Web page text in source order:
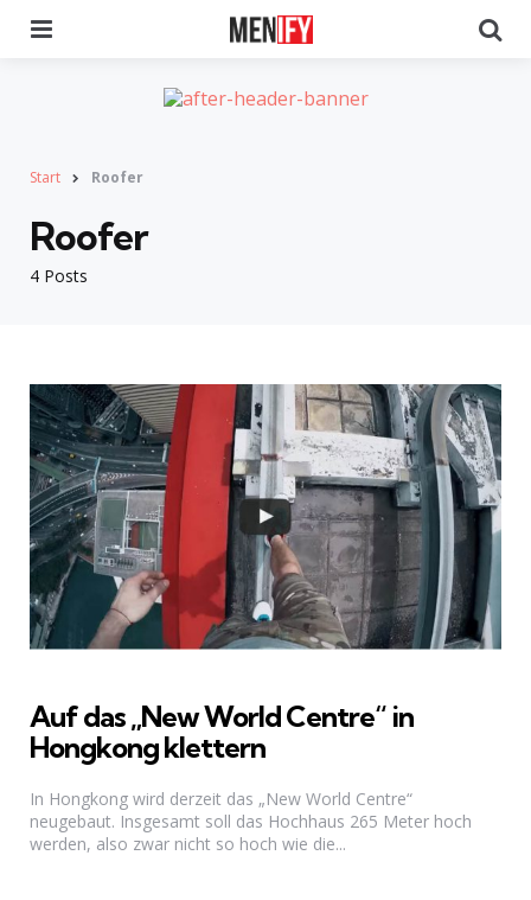
Start Roofer
4 Posts
Roofer
Auf das „New World Centre“ in
Hongkong klettern
In Hongkong wird derzeit das „New World Centre“
neugebaut. Insgesamt soll das Hochhaus 265 Meter hoch
werden, also zwar nicht so hoch wie die...